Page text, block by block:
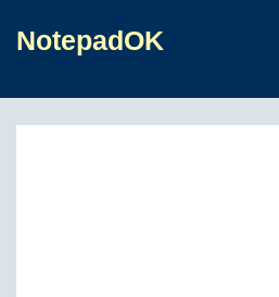
NotepadOK